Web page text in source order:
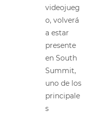
videojueg
o, volverá
a estar
presente
en South
Summit,
uno de los
principale
s